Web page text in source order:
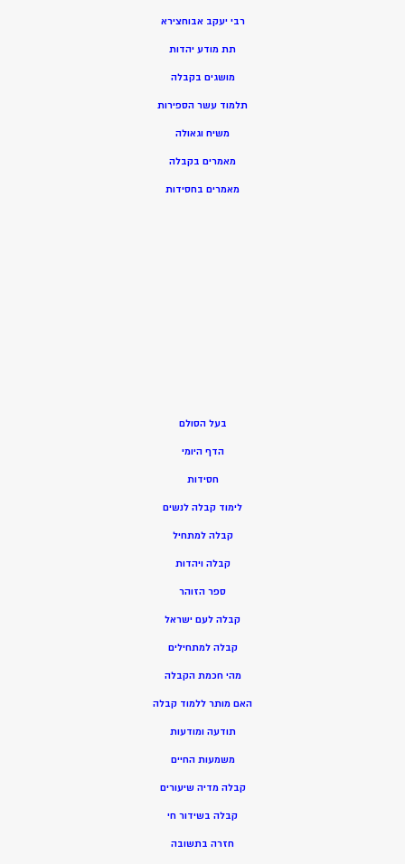
רבי יעקב אבוחצירא
תת מודע יהדות
מושגים בקבלה
תלמוד עשר הספירות
משיח וגאולה
מאמרים בקבלה
מאמרים בחסידות
בעל הסולם
הדף היומי
חסידות
לימוד קבלה לנשים
קבלה למתחיל
קבלה ויהדות
ספר הזוהר
קבלה לעם ישראל
קבלה למתחילים
מהי חכמת הקבלה
האם מותר ללמוד קבלה
תודעה ומודעות
משמעות החיים
קבלה מדיה שיעורים
קבלה בשידור חי
חזרה בתשובה